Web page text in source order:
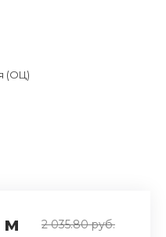
(ОЦ)
м 2 035.80 руб.